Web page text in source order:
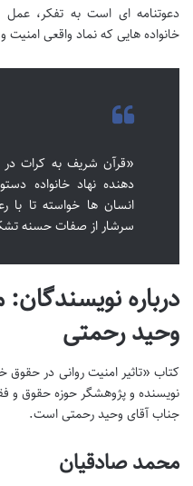
دعوتنامه ای است به تفکر،
خانواده هایی که نماد واقعی امنیت
«قرآن شریف به کرات در
دهنده نهاد خانواده
انسان ها خواسته تا با
سرشار از صفات حسنه
درباره
وحید رحمتی
کتاب «تاثیر امنیت روانی در حقوق
نویسنده و پژوهشگر حوزه حقوق و
جناب آقای وحید رحمتی است.
محمد صادقیان